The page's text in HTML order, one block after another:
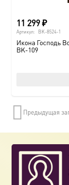
11 299₽
Артикул: BK-8524-1
Икона Господь
BK-109
Предыдущая